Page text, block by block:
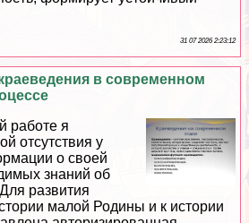
31 07 2026 2:23:12
в современном
работе я
отсутствия у
о своей
знаний об
развития
малой Родины и к истории